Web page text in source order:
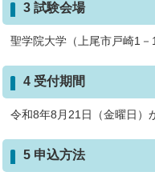
3 試験会場
聖学院大学（上尾市戸崎1－1
4 受付期間
令和8年8月21日（金曜日）
5 申込方法